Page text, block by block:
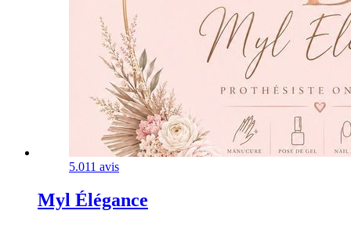
5.011 avis
Myl Élégance